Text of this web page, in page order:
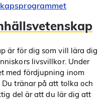
är för dig som vill lära dig
livsvillkor. Under
med fördjupning inom
tränar på att tolka och
del är att du lär dig att